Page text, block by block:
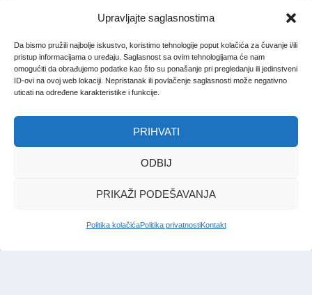
Upravljajte saglasnostima
Da bismo pružili najbolje iskustvo, koristimo tehnologije poput kolačića za čuvanje i/ili
pristup informacijama o uređaju. Saglasnost sa ovim tehnologijama će nam
omogućiti da obrađujemo podatke kao što su ponašanje pri pregledanju ili jedinstveni
ID-ovi na ovoj web lokaciji. Nepristanak ili povlačenje saglasnosti može negativno
uticati na određene karakteristike i funkcije.
PRIHVATI
ODBIJ
PRIKAŽI PODEŠAVANJA
Politika kolačićaPolitika privatnostiKontakt